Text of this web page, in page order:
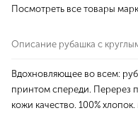
Посмотреть все товары
Описание рубашка с
Вдохновляющее во всем:
принтом спереди. Перерез
кожи качество. 100%